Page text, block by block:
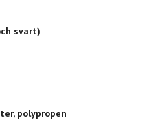
svart)
polypropen